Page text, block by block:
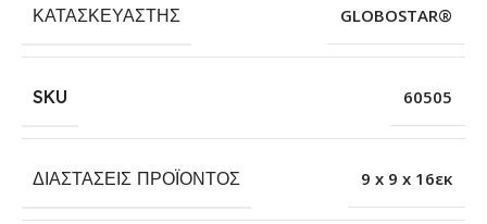
ΚΑΤΑΣΚΕΥΑΣΤΉΣ GLOBOSTAR®
SKU 60505
ΔΙΑΣΤΆΣΕΙΣ ΠΡΟΪΌΝΤΟΣ 9 x 9 x 16εκ